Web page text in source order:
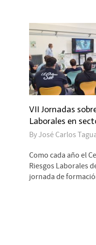
VII Jornadas
Laborales en
ByJosé Carlos
Como cada año el
Riesgos Laborales
jornada de